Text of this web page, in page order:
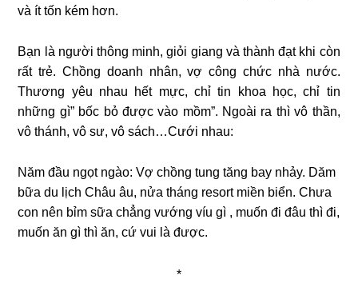
và ít tốn kém hơn.
Bạn là người thông minh, giỏi giang và thành đạt khi còn
rất trẻ. Chồng doanh nhân, vợ công chức nhà nước.
Thương yêu nhau hết mực, chỉ tin khoa học, chỉ tin
những gì” bốc bỏ được vào mồm”. Ngoài ra thì vô thần,
vô thánh, vô sư, vô sách…Cưới nhau:
Năm đầu ngọt ngào: Vợ chồng tung tăng bay nhảy. Dăm
bữa du lịch Châu âu, nửa tháng resort miền biển. Chưa
con nên bỉm sữa chẳng vướng víu gì , muốn đi đâu thì đi,
muốn ăn gì thì ăn, cứ vui là được.
*